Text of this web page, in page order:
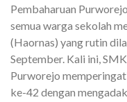
Pembaharuan
semua warga sekolah
(Haornas) yang rutin
September. Kali ini,
Purworejo
ke-42 dengan